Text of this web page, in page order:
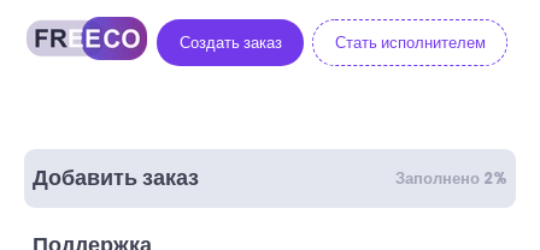
Создать заказ Стать исполнителем
Добавить заказ Заполнено 2%